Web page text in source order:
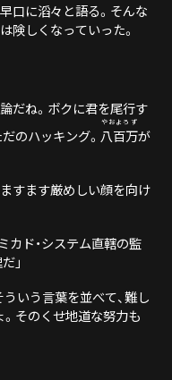
口に滔々と語る。そんな
険しくなっていった。
だね。ボクに君を尾行す
のハッキング。 八百万
やおよろず
が
すます厳めしい顔を向け
カド・システム直轄の監
」
う言葉を並べて、難し
そのくせ地道な努力も